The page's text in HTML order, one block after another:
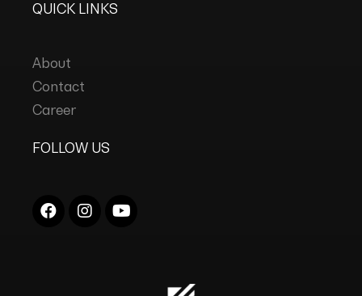
QUICK LINKS
About
Contact
Career
FOLLOW US